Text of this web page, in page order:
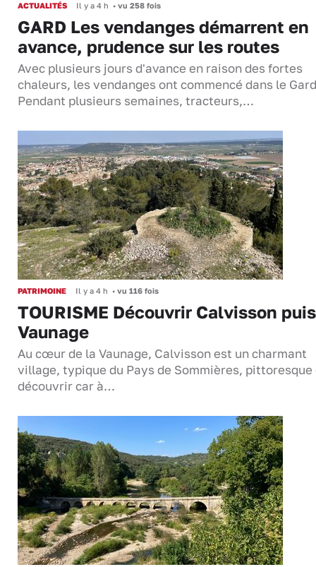
ACTUALITÉS Il y a 4 h • vu 258 fois
GARD Les vendanges démarrent en
avance, prudence sur les routes
Avec plusieurs jours d'avance en raison des fortes
chaleurs, les vendanges ont commencé dans le
Pendant plusieurs semaines, tracteurs,…
PATRIMOINE Il y a 4 h • vu 116 fois
TOURISME Découvrir Calvisson
Vaunage
Au cœur de la Vaunage, Calvisson est un charmant
village, typique du Pays de Sommières, pittoresque
découvrir car à…